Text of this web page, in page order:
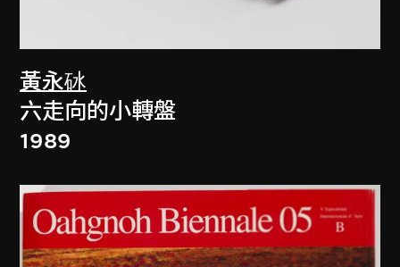
黃永砅
六走向的小轉盤
1989